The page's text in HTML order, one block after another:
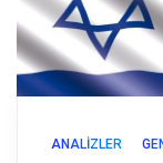
ANALIZLER